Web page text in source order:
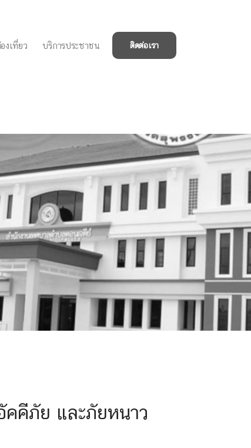
งเที่ยว บริการประชาชน ติดต่อเรา
นการเกิดอัคคีภัย และ
คคีภัย และภัยหนาว